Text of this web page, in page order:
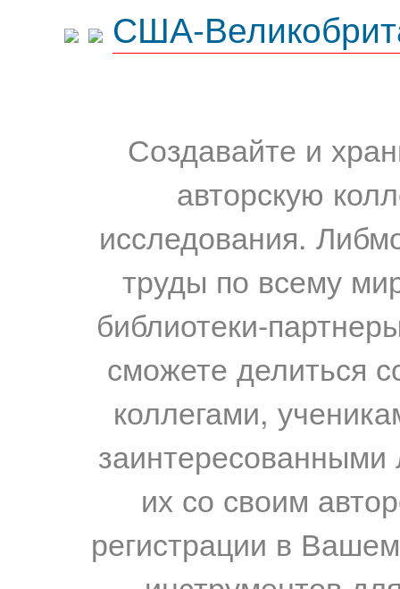
США-
Создавайте и
авторскую
исследования.
труды по всему
библиотеки-
сможете делиться
коллегами,
их со своим
регистрации в